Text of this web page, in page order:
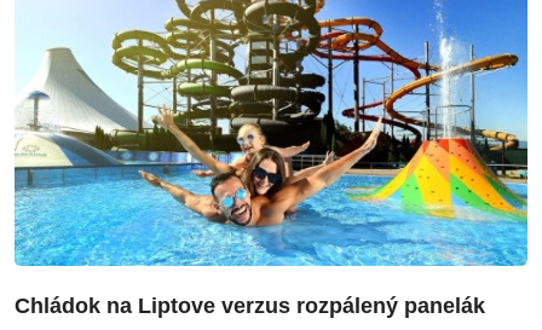
Chládok na Liptove verzus rozpálený panelák